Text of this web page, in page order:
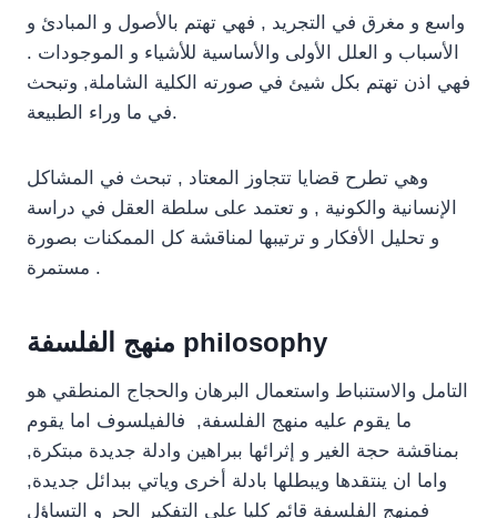
واسع و مغرق في التجريد , فهي تهتم بالأصول و المبادئ و
الأسباب و العلل الأولى والأساسية للأشياء و الموجودات .
فهي اذن تهتم بكل شيئ في صورته الكلية الشاملة, وتبحث
في ما وراء الطبيعة.
وهي تطرح قضايا تتجاوز المعتاد , تبحث في المشاكل
الإنسانية والكونية , و تعتمد على سلطة العقل في دراسة
و تحليل الأفكار و ترتيبها لمناقشة كل الممكنات بصورة
مستمرة .
منهج الفلسفة philosophy
التامل والاستنباط واستعمال البرهان والحجاج المنطقي هو
ما يقوم عليه منهج الفلسفة, فالفيلسوف اما يقوم
بمناقشة حجة الغير و إثرائها ببراهين وادلة جديدة مبتكرة,
واما ان ينتقدها ويبطلها بادلة أخرى وياتي ببدائل جديدة,
فمنهج الفلسفة قائم كليا على التفكير الحر و التساؤل